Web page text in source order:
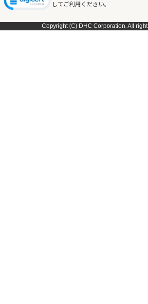
してご利用ください。
Copyright (C) DHC Corporation. All